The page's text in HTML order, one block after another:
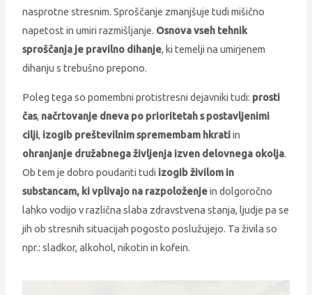
nasprotne stresnim. Sproščanje zmanjšuje tudi mišično
napetost in umiri razmišljanje. Osnova vseh tehnik
sproščanja je pravilno dihanje, ki temelji na umirjenem
dihanju s trebušno prepono.
Poleg tega so pomembni protistresni dejavniki tudi: prosti
čas, načrtovanje dneva po prioritetah s postavljenimi
cilji, izogib preštevilnim spremembam hkratiin
ohranjanje družabnega življenja izven delovnega okolja.
Ob tem je dobro poudariti tudi izogib živilom in
substancam, ki vplivajo na razpoloženjein dolgoročno
lahko vodijo v različna slaba zdravstvena stanja, ljudje pa se
jih ob stresnih situacijah pogosto poslužujejo. Ta živila so
npr.: sladkor, alkohol, nikotin in kofein.